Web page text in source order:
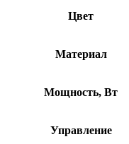
Цвет
Материал
Мощность, Вт
Управление